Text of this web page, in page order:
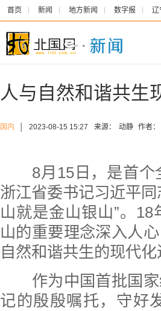
首页 新闻 地方新闻 数字报 辽
人与自然和谐共生
国内 2023-08-15 15:27 来源： 动静 作者：
8月15日，是首个
浙江省委书记习近平
山就是金山银山”。
山的重要理念深入人
自然和谐共生的现代化
作为中国首批国家
记的殷殷嘱托，守好